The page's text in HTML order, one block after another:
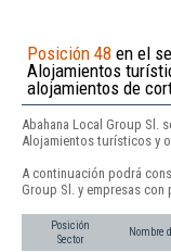
Posición 48 en el
Alojamientos
alojamientos de
Abahana Local Group Sl.
Alojamientos turísticos y
A continuación podrá
Group Sl. y empresas
Posición
Sector
Nombre